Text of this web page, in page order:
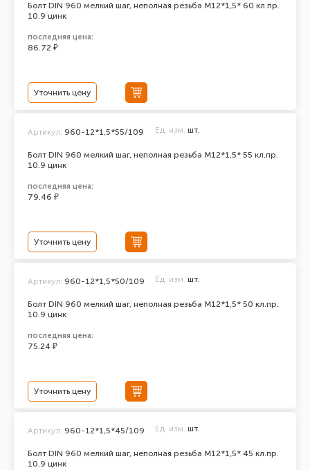
Болт DIN 960 мелкий шаг, неполная резьба M12*1,5* 60 кл.пр.
10.9 цинк
последняя цена:
86.72 ₽
Уточнить цену
Болт DIN 960 мелкий шаг, неполная резьба M12*1,5* 55 кл.пр.
10.9 цинк
Артикул: 960-12*1,5*55/109 Ед. изм. шт.
последняя цена:
79.46 ₽
Уточнить цену
Болт DIN 960 мелкий шаг, неполная резьба M12*1,5* 50 кл.пр.
10.9 цинк
Артикул: 960-12*1,5*50/109 Ед. изм. шт.
последняя цена:
75.24 ₽
Уточнить цену
Болт DIN 960 мелкий шаг, неполная резьба M12*1,5* 45 кл.пр.
10.9 цинк
Артикул: 960-12*1,5*45/109 Ед. изм. шт.